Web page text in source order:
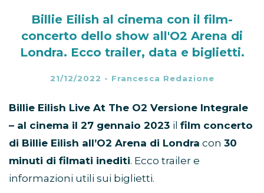
Billie Eilish al cinema con il film-
concerto dello show all'O2 Arena di
Londra. Ecco trailer, data e biglietti.
21/12/2022 - Francesca Redazione
Billie Eilish Live At The O2 Versione Integrale
– al cinema il 27 gennaio 2023 il film concerto
di Billie Eilish all’O2 Arena di Londra con 30
minuti di filmati inediti. Ecco trailer e
informazioni utili sui biglietti.